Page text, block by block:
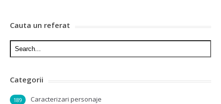
Cauta un referat
Categorii
Caracterizari personaje
189